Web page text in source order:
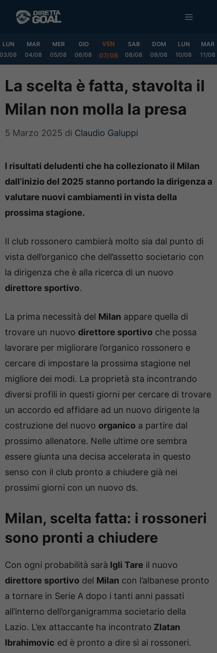
MENU
LUN
03/08
MAR
04/08
MER
05/08
GIO
06/08
VEN
07/08
SAB
08/08
DOM
09/08
LUN
10/08
MAR
11/08
La scelta è fatta, stavolta il
Milan non molla la presa
5 Marzo 2025 di Claudio Galuppi
I risultati deludenti che ha collezionato il Milan
dall’inizio del 2025 stanno portando la dirigenza a
valutare nuovi cambiamenti in vista della
prossima stagione.
Il club rossonero cambierà molto sia dal punto di
vista dell’organico che dell’assetto societario con
la dirigenza che è alla ricerca di un nuovo
direttore sportivo.
La prima necessità del Milan appare quella di
trovare un nuovo direttore sportivo che possa
lavorare per migliorare l’organico rossonero e
cercare di impostare la prossima stagione nel
migliore dei modi. La proprietà sta incontrando
diversi profili in questi giorni per cercare di trovare
un accordo ed affidare ad un nuovo dirigente la
costruzione del nuovo organico a partire dal
prossimo allenatore. Nelle ultime ore sembra
essere giunta una decisa accelerata in questo
senso con il club pronto a chiudere già nei
prossimi giorni con un nuovo ds.
Milan, scelta fatta: i rossoneri
sono pronti a chiudere
Con ogni probabilità sarà Igli Tare il nuovo
direttore sportivo del Milan con l’albanese pronto
a tornare in Serie A dopo i tanti anni passati
all’interno dell’organigramma societario della
Lazio. L’ex attaccante ha incontrato Zlatan
Ibrahimovic ed è pronto a dire sì ai rossoneri.